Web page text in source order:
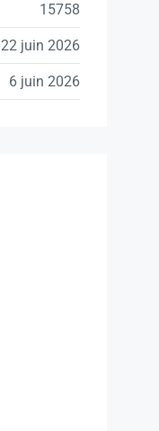
15758
22 juin 2026
6 juin 2026